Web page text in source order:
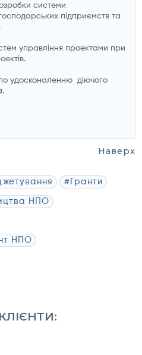
системи
підприємств та
управління проектами при
удосконаленню діючого
Наверх
#Гранти
НПО
НПО